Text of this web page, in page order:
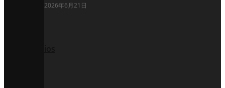
2026年6月21日